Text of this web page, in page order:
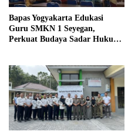
Bapas Yogyakarta Edukasi
Guru SMKN 1 Seyegan,
Perkuat Budaya Sadar Hukum